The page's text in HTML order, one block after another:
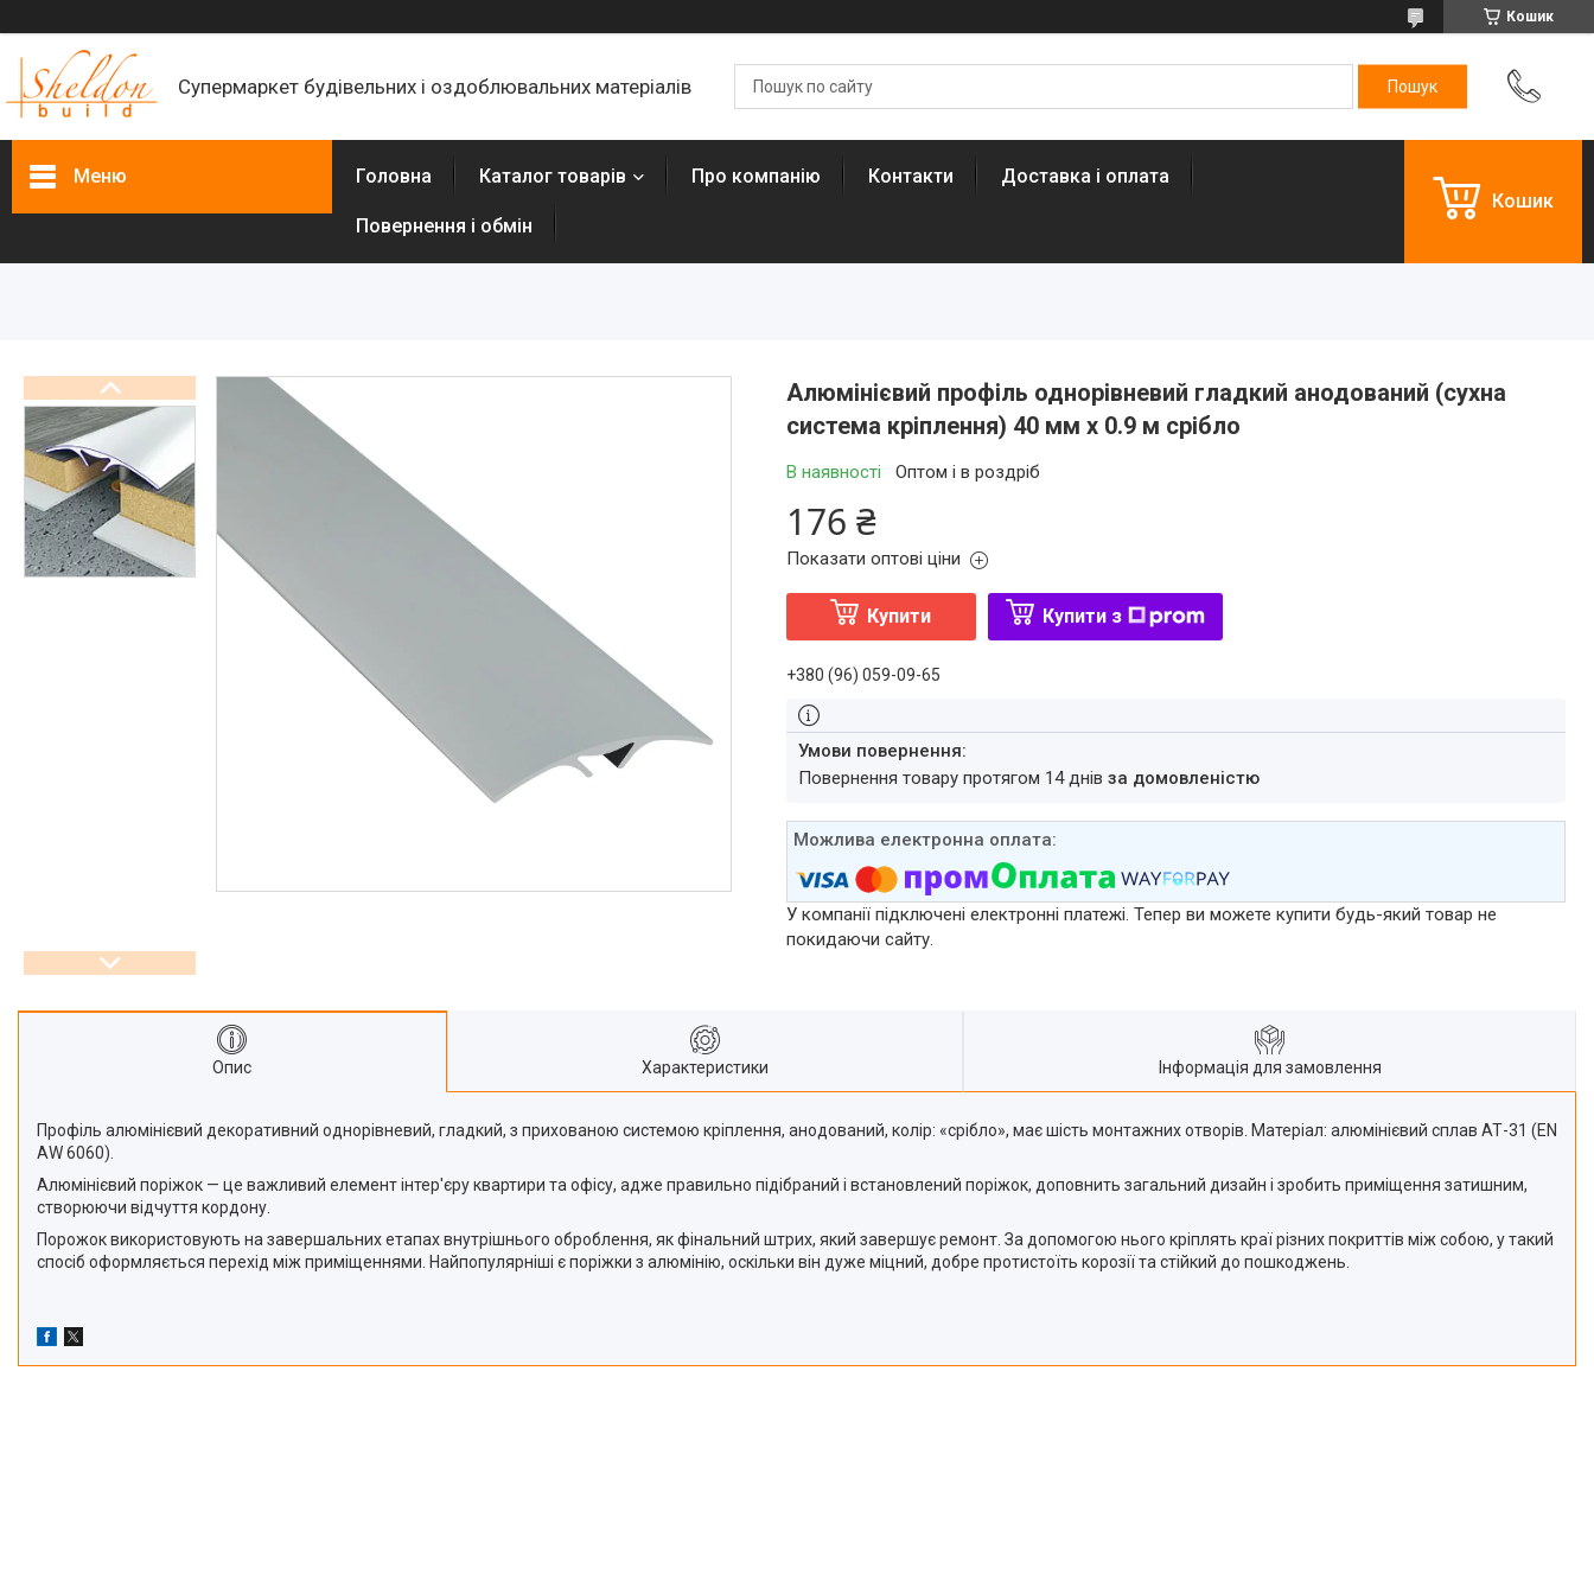
Кошик
Супермаркет будівельних і оздоблювальних матеріалів
Меню Головна Каталог товарів Про компанію Контакти Доставка і оплата
Повернення і обмін
Кошик
Алюмінієвий профіль однорівневий гладкий анодований (сухна
система кріплення) 40 мм х 0.9 м срібло
В наявності Оптом і в роздріб
176 ₴
Показати оптові ціни
Купити Купити з
+380 (96) 059-09-65
повернення товару протягом 14 днів за домовленістю
У компанії підключені електронні платежі. Тепер ви можете купити будь-який товар не
покидаючи сайту.
Опис Характеристики Інформація для замовлення
Профіль алюмінієвий декоративний однорівневий, гладкий, з прихованою системою кріплення, анодований, колір: «срібло», має шість монтажних отворів. Матеріал: алюмінієвий сплав АТ-31 (EN
AW 6060).
Алюмінієвий поріжок — це важливий елемент інтер'єру квартири та офісу, адже правильно підібраний і встановлений поріжок, доповнить загальний дизайн і зробить приміщення затишним,
створюючи відчуття кордону.
Порожок використовують на завершальних етапах внутрішнього оброблення, як фінальний штрих, який завершує ремонт. За допомогою нього кріплять краї різних покриттів між собою, у такий
спосіб оформляється перехід між приміщеннями. Найпопулярніші є поріжки з алюмінію, оскільки він дуже міцний, добре протистоїть корозії та стійкий до пошкоджень.